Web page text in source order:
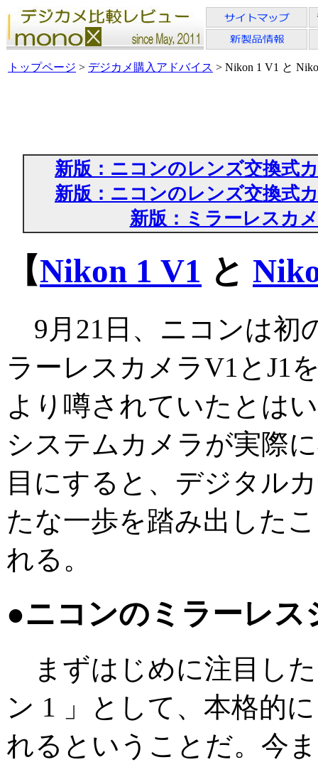
トップページ > デジカメ購入アドバイス > Nikon 1 V1 と
新版：ニコンのレンズ交換式
新版：ニコンのレンズ交換式
新版：ミラーレスカ
【Nikon 1 V1 と
9月21日、ニコンは初
ラーレスカメラV1とJ1
より噂されていたとは
システムカメラが実際
目にすると、デジタル
たな一歩を踏み出した
れる。
●ニコンのミラーレス
まずはじめに注目し
ン 1 」として、本格的
れるということだ。今